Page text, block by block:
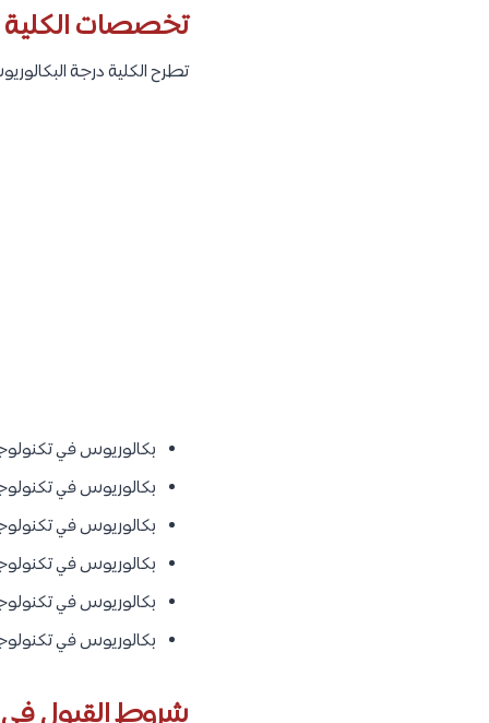
تخصصات
تطرح الكلية درجة
بكالوريوس في
بكالوريوس في
بكالوريوس في
بكالوريوس في
بكالوريوس في
بكالوريوس في